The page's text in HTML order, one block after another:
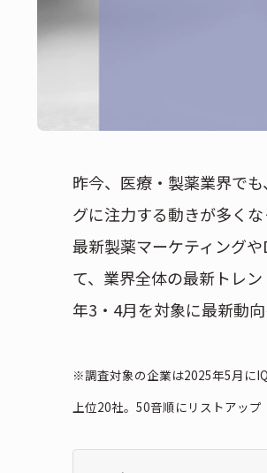
昨今、医療・製薬業界で
グに注力する動きが多く
最新製薬マーケティング
て、業界全体の最新トレ
年3・4月を対象に最新動向
※調査対象の企業は2025年5月に
上位20社。50音順にリストアップ